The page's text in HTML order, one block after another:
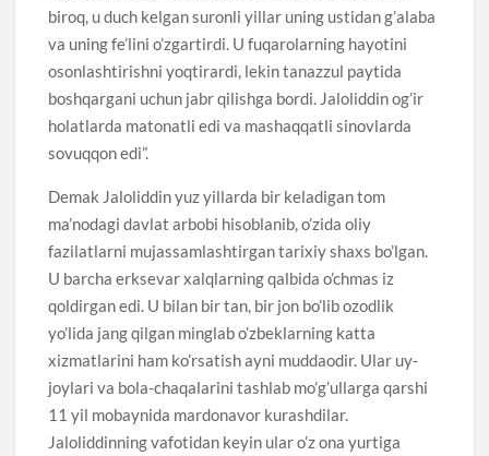
biroq, u duch kelgan suronli yillar uning ustidan g’alaba
va uning fe’lini o’zgartirdi. U fuqarolarning hayotini
osonlashtirishni yoqtirardi, lekin tanazzul paytida
boshqargani uchun jabr qilishga bordi. Jaloliddin og’ir
holatlarda matonatli edi va mashaqqatli sinovlarda
sovuqqon edi”.
Demak Jaloliddin yuz yillarda bir keladigan tom
ma’nodagi davlat arbobi hisoblanib, o’zida oliy
fazilatlarni mujassamlashtirgan tarixiy shaxs bo’lgan.
U barcha erksevar xalqlarning qalbida o’chmas iz
qoldirgan edi. U bilan bir tan, bir jon bo’lib ozodlik
yo’lida jang qilgan minglab o’zbeklarning katta
xizmatlarini ham ko’rsatish ayni muddaodir. Ular uy-
joylari va bola-chaqalarini tashlab mo’g’ullarga qarshi
11 yil mobaynida mardonavor kurashdilar.
Jaloliddinning vafotidan keyin ular o’z ona yurtiga